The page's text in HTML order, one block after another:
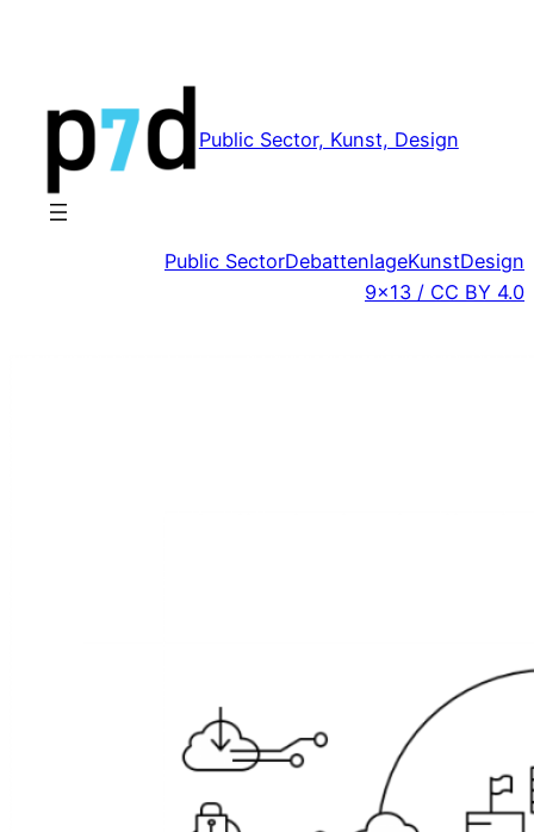
Public Sector, Kunst, Design
Public SectorDebattenlageKunstDesign
9×13 / CC BY 4.0